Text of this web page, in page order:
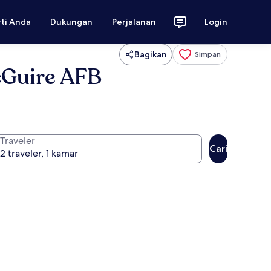
Anda Dukungan Perjalanan Login
Bagikan Simpan
AFB
Traveler
Cari